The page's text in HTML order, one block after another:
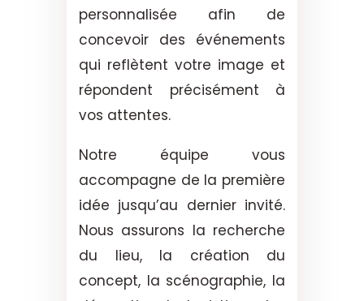
personnalisée afin de
concevoir des événements
qui reflètent votre image et
répondent précisément à
vos attentes.
Notre équipe vous
accompagne de la première
idée jusqu’au dernier invité.
Nous assurons la recherche
du lieu, la création du
concept, la scénographie, la